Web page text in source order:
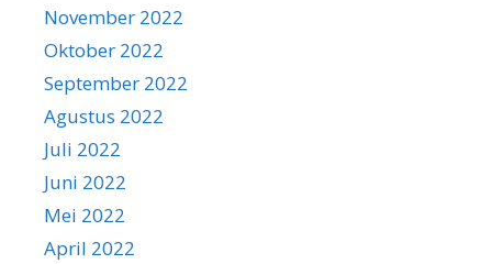
November 2022
Oktober 2022
September 2022
Agustus 2022
Juli 2022
Juni 2022
Mei 2022
April 2022